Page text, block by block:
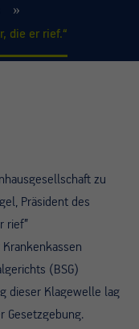
die er rief.“
zu
Präsident des
rief”
(BSG)
dieser Klagewelle lag
Gesetzgebung.